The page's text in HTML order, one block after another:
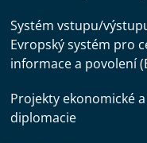
Systém vstupu/
Evropský systém pro
informace a povolení
Projekty ekonomické
diplomacie